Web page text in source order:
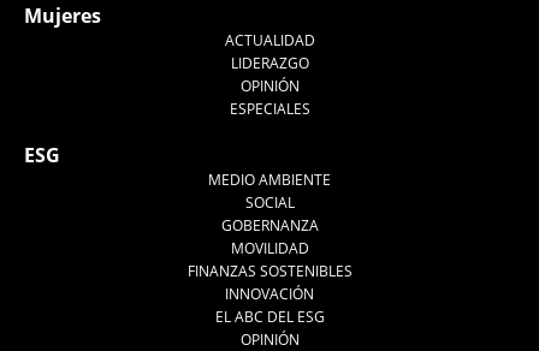
Mujeres
ACTUALIDAD
LIDERAZGO
OPINIÓN
ESPECIALES
ESG
MEDIO AMBIENTE
SOCIAL
GOBERNANZA
MOVILIDAD
FINANZAS SOSTENIBLES
INNOVACIÓN
EL ABC DEL ESG
OPINIÓN